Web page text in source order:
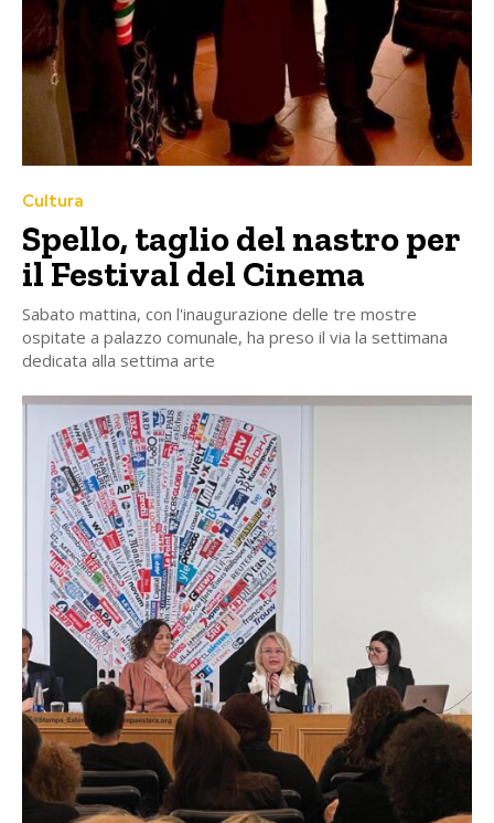
Cultura
Spello, taglio del nastro per
il Festival del Cinema
Sabato mattina, con l'inaugurazione delle tre mostre
ospitate a palazzo comunale, ha preso il via la settimana
dedicata alla settima arte